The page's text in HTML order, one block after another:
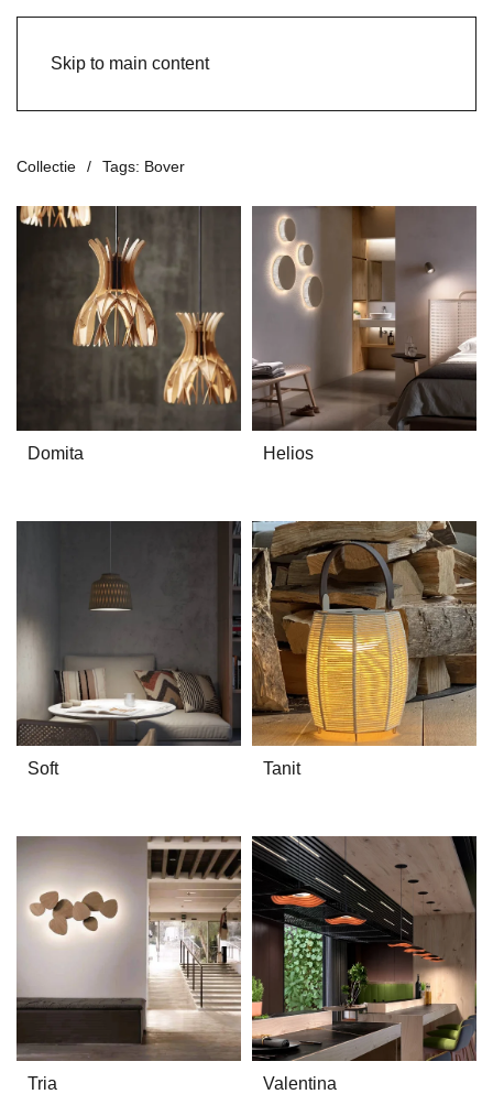
Skip to main content
Collectie Tags: Bover
Domita Helios
Soft Tanit
Tria Valentina